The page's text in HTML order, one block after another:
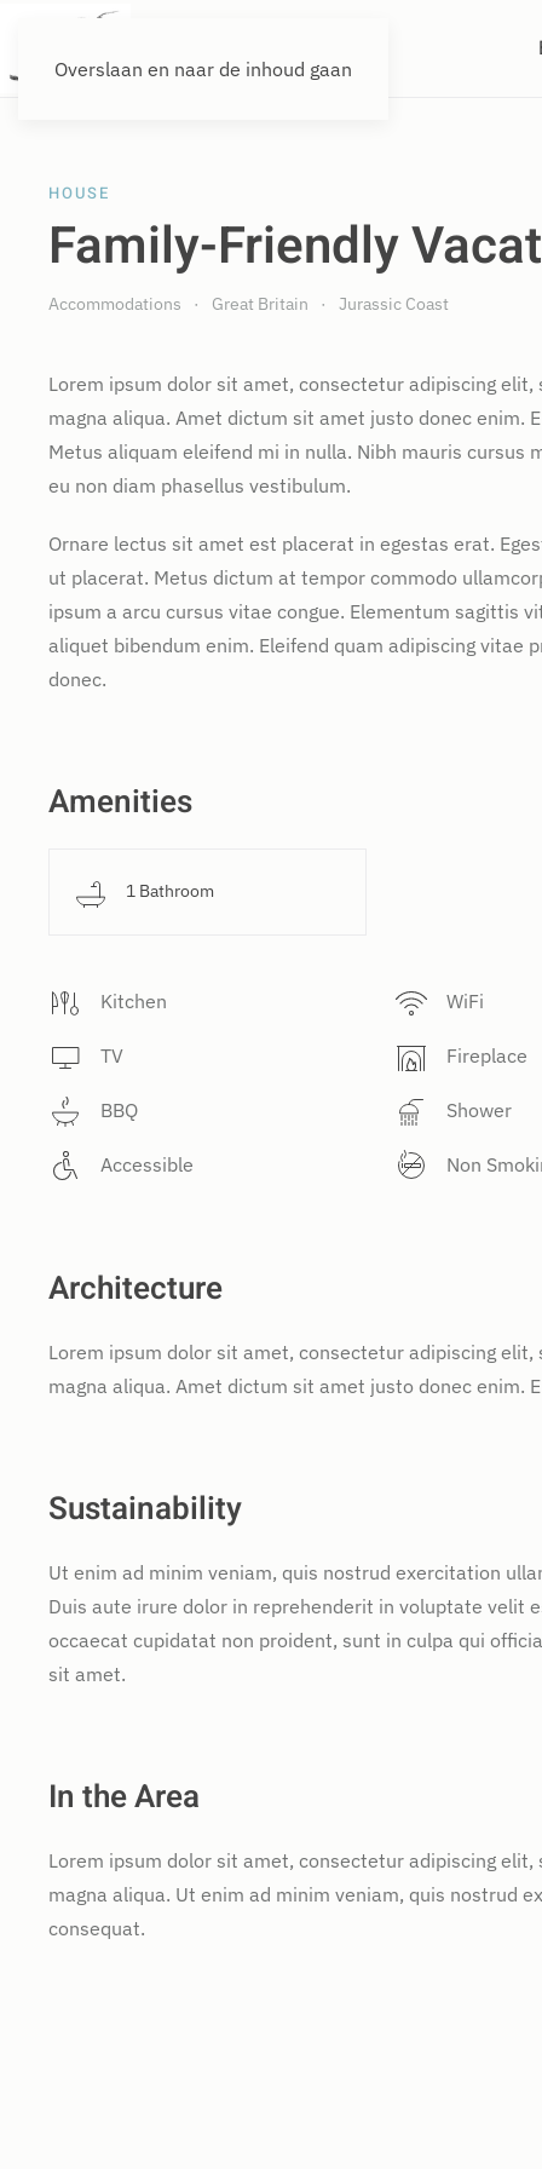
Overslaan en naar de inhoud gaan
HOUSE
Family-Friendly
Accommodations Great Britain Jurassic Coast
Lorem ipsum dolor sit amet, consectetur adipiscing
magna aliqua. Amet dictum sit amet justo donec enim.
Metus aliquam eleifend mi in nulla. Nibh mauris
eu non diam phasellus vestibulum.
Ornare lectus sit amet est placerat in egestas erat.
ut placerat. Metus dictum at tempor commodo
ipsum a arcu cursus vitae congue. Elementum sagittis
aliquet bibendum enim. Eleifend quam adipiscing vitae
donec.
Amenities
1 Bathroom
Kitchen WiFi
TV Fireplace
BBQ Shower
Accessible Non
Architecture
Lorem ipsum dolor sit amet, consectetur adipiscing
magna aliqua. Amet dictum sit amet justo donec enim.
Sustainability
Ut enim ad minim veniam, quis nostrud exercitation
Duis aute irure dolor in reprehenderit in voluptate velit
occaecat cupidatat non proident, sunt in culpa qui
sit amet.
In the Area
Lorem ipsum dolor sit amet, consectetur adipiscing
magna aliqua. Ut enim ad minim veniam, quis nostrud
consequat.